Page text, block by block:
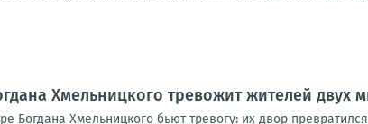
Хмельницкого тревожит жителей двух
Богдана Хмельницкого бьют тревогу: их двор